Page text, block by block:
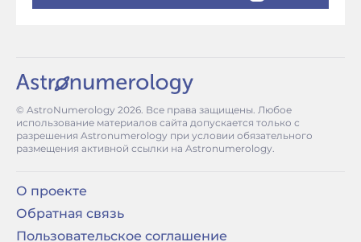
© AstroNumerology 2026. Все права защищены. Любое
использование материалов сайта допускается только с
разрешения Astronumerology при условии обязательного
размещения активной ссылки на Astronumerology.
О проекте
Обратная связь
Пользовательское соглашение